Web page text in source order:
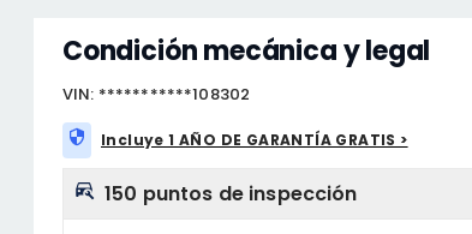
Condición mecánica y legal
VIN: ***********108302
Incluye 1 AÑO DE GARANTÍA GRATIS >
150 puntos de inspección